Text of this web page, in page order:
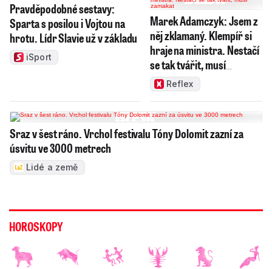
Pravděpodobné sestavy:
Sparta s posilou i Vojtou na
hrotu. Lídr Slavie už v základu
iSport
Marek Adamczyk: Jsem z
něj zklamaný. Klempíř si
hraje na ministra. Nestačí
se tak tvářit, musí
zamakat
Reflex
Sraz v šest ráno. Vrchol festivalu Tóny Dolomit zazní za
úsvitu ve 3000 metrech
Lidé a země
HOROSKOPY